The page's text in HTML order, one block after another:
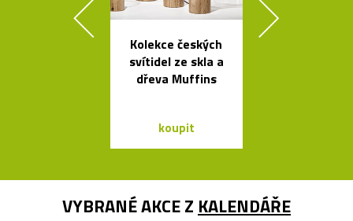
Kolekce českých
svítidel ze skla a
dřeva Muffins
koupit
VYBRANÉ AKCE Z KALENDÁŘE